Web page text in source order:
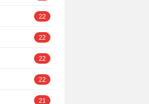
22
22
22
22
21